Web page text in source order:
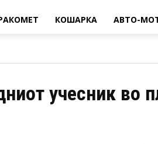
КОШАРКА АВТО-
учесник во